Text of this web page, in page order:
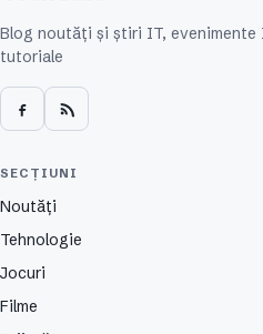
Blog noutăți și știri IT, evenimente
tutoriale
SECȚIUNI
Noutăți
Tehnologie
Jocuri
Filme